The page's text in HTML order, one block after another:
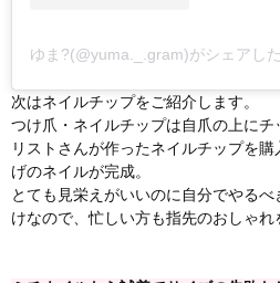
ゆま?(@yuma._.gram)がシェアし
次はネイルチップをご紹介します。
つけ爪・ネイルチップは自爪の上に
リストさんが作ったネイルチップを
げのネイルが完成。
とても見栄えがいいのに自分でやる
けなので、忙しい方も指先のおしゃれ